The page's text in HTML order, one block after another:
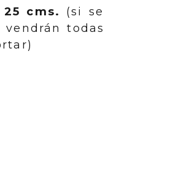
cms.
(si se
todas